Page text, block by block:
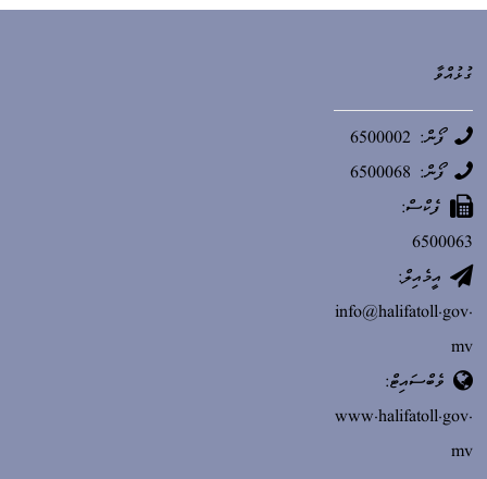
ގުޅުއްވާ
ފޯން: 6500002
ފޯން: 6500068
ފެކްސް:
6500063
އީމެއިލް:
info@halifatoll.gov.
mv
ވެބްސައިޓް:
www.halifatoll.gov.
mv